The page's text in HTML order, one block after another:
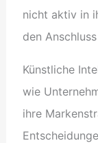
nicht aktiv in
den
Künstliche
wie
ihre